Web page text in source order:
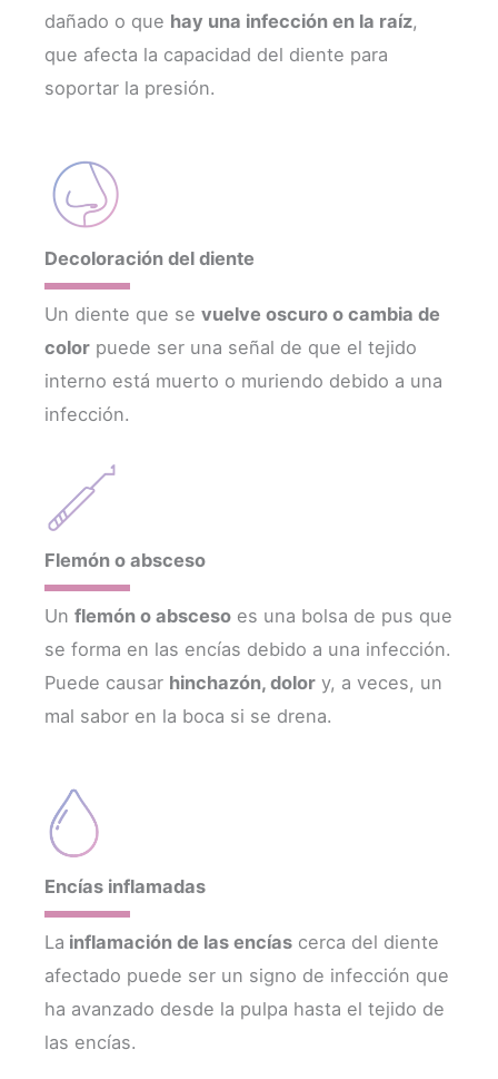
dañado o que hay una infección en la raíz,
que afecta la capacidad del diente para
soportar la presión.
Decoloración del diente
Un diente que se vuelve oscuro o cambia de
color puede ser una señal de que el tejido
interno está muerto o muriendo debido a una
infección.
Flemón o absceso
Un flemón o absceso es una bolsa de pus que
se forma en las encías debido a una infección.
Puede causar hinchazón, dolor y, a veces, un
mal sabor en la boca si se drena.
Encías inflamadas
La inflamación de las encías cerca del diente
afectado puede ser un signo de infección que
ha avanzado desde la pulpa hasta el tejido de
las encías.